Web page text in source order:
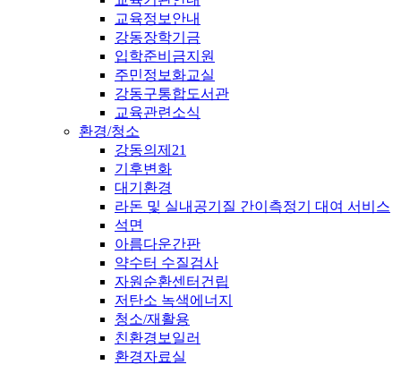
교육정보안내
강동장학기금
입학준비금지원
주민정보화교실
강동구통합도서관
교육관련소식
환경/청소
강동의제21
기후변화
대기환경
라돈 및 실내공기질 간이측정기 대여 서비스
석면
아름다운간판
약수터 수질검사
자원순환센터건립
저탄소 녹색에너지
청소/재활용
친환경보일러
환경자료실